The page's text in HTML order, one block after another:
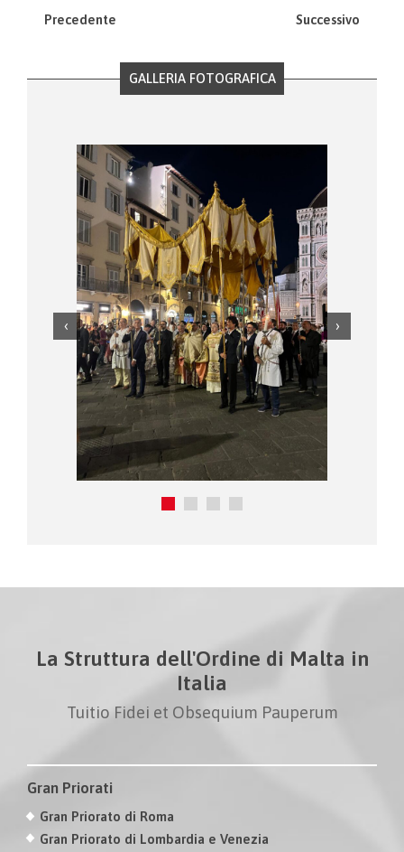
Precedente Successivo
GALLERIA FOTOGRAFICA
La Struttura dell'Ordine di Malta in
Italia
Tuitio Fidei et Obsequium Pauperum
Gran Priorati
Gran Priorato di Roma
Gran Priorato di Lombardia e Venezia